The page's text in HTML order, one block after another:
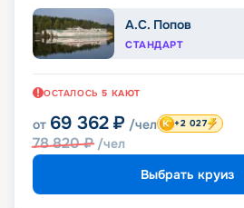
А.С. Попов
СТАНДАРТ
ОСТАЛОСЬ 5 КАЮТ
от 69 362 ₽ /чел
78 820₽ /чел
+2 027
Выбрать круиз